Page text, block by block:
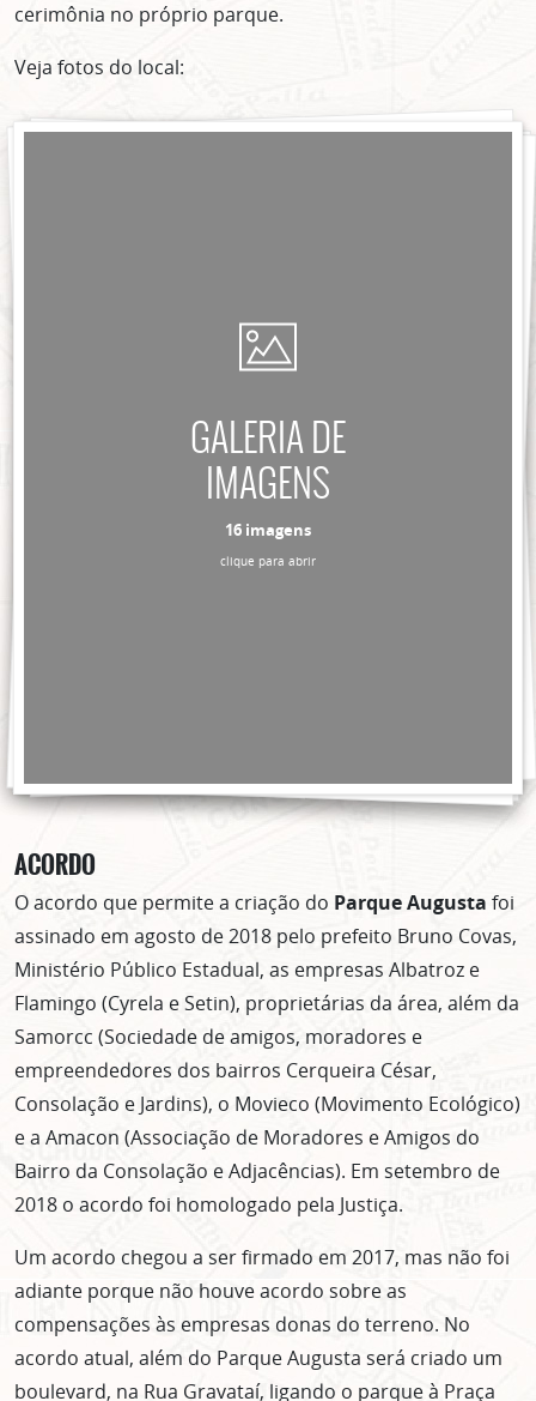
cerimônia no próprio parque.
Veja fotos do local:
GALERIA DE
IMAGENS
16 imagens
clique para abrir
ACORDO
O acordo que permite a criação do Parque Augusta foi
assinado em agosto de 2018 pelo prefeito Bruno Covas,
Ministério Público Estadual, as empresas Albatroz e
Flamingo (Cyrela e Setin), proprietárias da área, além da
Samorcc (Sociedade de amigos, moradores e
empreendedores dos bairros Cerqueira César,
Consolação e Jardins), o Movieco (Movimento Ecológico)
e a Amacon (Associação de Moradores e Amigos do
Bairro da Consolação e Adjacências). Em setembro de
2018 o acordo foi homologado pela Justiça.
Um acordo chegou a ser firmado em 2017, mas não foi
adiante porque não houve acordo sobre as
compensações às empresas donas do terreno. No
acordo atual, além do Parque Augusta será criado um
boulevard, na Rua Gravataí, ligando o parque à Praça
ASSINE GRATUITAMENTE
NOSSA NEWSLETTER!